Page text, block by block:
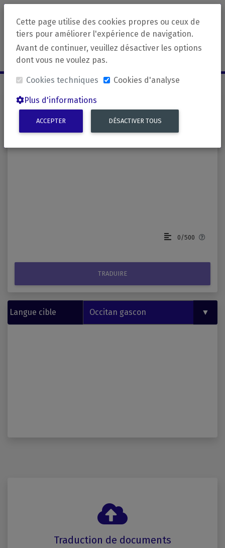
revirada Applications
Français
Langue source
0/500
TRADUIRE
Langue cible
Traduction de documents
Cette page utilise des cookies propres ou ceux de
tiers pour améliorer l'expérience de navigation.
Avant de continuer, veuillez désactiver les options
dont vous ne voulez pas.
Cookies techniques Cookies d'analyse
Plus d'informations
ACCEPTER DÉSACTIVER TOUS